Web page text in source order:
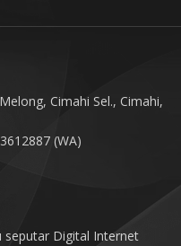
Cimahi Sel., Cimahi,
(WA)
seputar Digital Internet